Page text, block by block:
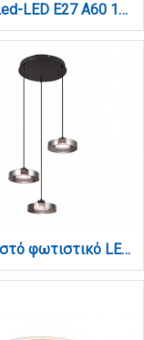
JUSTLed-LED Ε27 A60 10W 4000K Φυσικό 3 Step Dimming (B276010022)
Κρεμαστό φωτιστικό LED απο μαύρο μέταλλο και φιμέ γυαλί, 35x200cm, 3CCT (Θερμό- Φυσικό- Ψυχρό Φως), Φωτεινότητα 3960LMκαι 3x12W (4075-3-Black/Smoky)